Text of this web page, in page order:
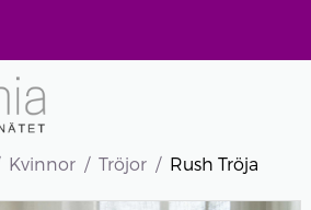
Kvinnor Tröjor Rush Tröja